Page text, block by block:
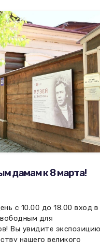
дамам к 8 марта!
с 10.00 до 18.00 вход в
для
Вы увидите
нашего великого